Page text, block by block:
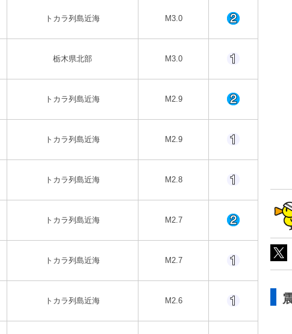
トカラ列島近海 M3.0
栃木県北部 M3.0
トカラ列島近海 M2.9
トカラ列島近海 M2.9
トカラ列島近海 M2.8
トカラ列島近海 M2.7
トカラ列島近海 M2.7
トカラ列島近海 M2.6